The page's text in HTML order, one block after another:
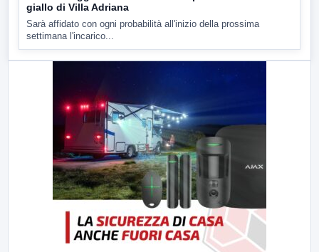
giallo di Villa Adriana
Sarà affidato con ogni probabilità all'inizio della prossima
settimana l'incarico...